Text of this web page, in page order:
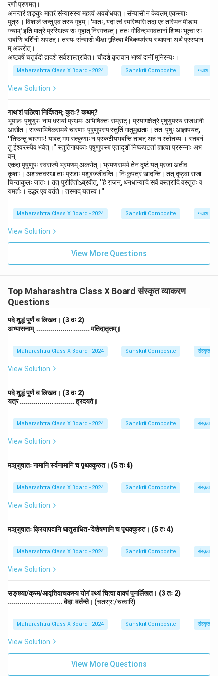
रणौ प्रणमत्।
अनन्तरं शङ्कुः मातरं संन्यासस्य महत्वं अवबोधयत्। संन्यासी न केवलम् एकस्याः
पुत्रः। विशालं जन्तु एव तस्य गृहम्। 'मातः, यदा त्वं स्मरिष्यसि तदा एव तस्मिन पीडाम
ग्न्याम्' इति मात्रे प्रस्थित्य सः गृहात् निरगच्छत्। ततः गोविन्दभगवतानां शिष्यः भूत्वा सः
सर्वाणि दर्शिनी अपठत्। तस्यः संन्यासी दीक्षा गृहित्वा वैदिकधर्मस्य स्थापना अर्थं प्रस्थान
म् अकरोत्।
अष्टवर्षे चतुर्वेदी द्वादशे सर्वशास्त्रवित्। चौदशे कृतवान भाष्यं दानीं मुनिरन्यः।
Maharashtra Class X Board - 2024 Sanskrit Composite गद्यांश पर
View Solution
गाथांशं पठित्वा निर्दिश्तम्: कुतः? कथम्?
भूपालः पृषुणुपः नाम धरायां प्रथमः अभिषिक्तः सम्राट्। प्रयागक्षेत्रे पृषुणुपस्य राजधानी
आसीत। राज्याभिषेकसमये चारणाः पृषुणुपस्य स्तुतिं गातुमुद्यताः। ततः पृषुः आज्ञापयत्,
''तिष्ठन्तु चारणाः! यावत् मम सत्कुणाः न प्रकटीयभवन्ति तावत् अहं न स्तोतव्यः। स्तवनं
तु ईश्वरस्यैव भवेत्।'' स्तुतिगायकाः पृषुणुपस्य एतादृशीं निष्कपटतां ज्ञात्वा प्रसन्नाः अभ
वन्।
एकदा पृषुणुपः स्वराज्ये भ्रमणम् अकरोत्। भ्रमणसमये तेन दृष्टं यत् प्रजा अतीव
कृशाः। अशक्तवस्था ताः प्रजाः पशुवज्जीवन्ति। निःकुपत्रं खादन्ति। तत् दृष्ट्वा राजा
चिन्ताकुलः जातः। तत् पुरोहितोऽब्रवीत्, ''हे राजन्, धनधान्यादि सर्वं वस्त्रादि वस्तुतः व
यमर्हाः। उद्धर एव वर्तते। तस्माद् यतस्व।''
Maharashtra Class X Board - 2024 Sanskrit Composite गद्यांश पर
View Solution
View More Questions
Top Maharashtra Class X Board संस्कृत व्याकरण
Questions
पदे शुद्धं पूर्णं च लिखत। (3 तः 2)
अभ्यासनाम् ............................ मतिदातृत्तम्॥
Maharashtra Class X Board - 2024 Sanskrit Composite संस्कृत
View Solution
पदे शुद्धं पूर्णं च लिखत। (3 तः 2)
यत्र ............................ ह्रदयते॥
Maharashtra Class X Board - 2024 Sanskrit Composite संस्कृत
View Solution
मञ़्जुषातः नामानि सर्वनामानि च पृथक्कुरुत। (5 तः 4)
Maharashtra Class X Board - 2024 Sanskrit Composite संस्कृत
View Solution
मञ़्जुषातः क्रियापदानि धातुसाधित-विशेषणानि च पृथक्कुरुत। (5 तः 4)
Maharashtra Class X Board - 2024 Sanskrit Composite संस्कृत
View Solution
सङ्ख्या/क्रम/आवृत्तिवाचकस्य योगं पथ्यं चित्वा वाक्यं पुनर्लिखत। (3 तः 2)
............................ वेदा: वर्तन्ते। (चतस्र:/चत्वारि)
Maharashtra Class X Board - 2024 Sanskrit Composite संस्कृत
View Solution
View More Questions